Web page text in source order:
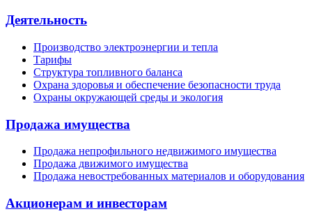
Деятельность
Производство электроэнергии и тепла
Тарифы
Структура топливного баланса
Охрана здоровья и обеспечение безопасности труда
Охраны окружающей среды и экология
Продажа имущества
Продажа непрофильного недвижимого имущества
Продажа движимого имущества
Продажа невостребованных материалов и оборудования
Акционерам и инвесторам